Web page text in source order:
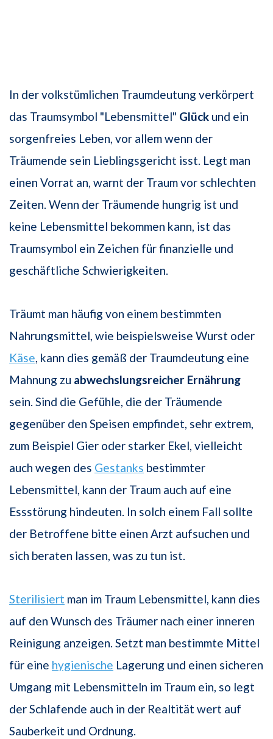
In der volkstümlichen Traumdeutung verkörpert
das Traumsymbol "Lebensmittel" Glück und ein
sorgenfreies Leben, vor allem wenn der
Träumende sein Lieblingsgericht isst. Legt man
einen Vorrat an, warnt der Traum vor schlechten
Zeiten. Wenn der Träumende hungrig ist und
keine Lebensmittel bekommen kann, ist das
Traumsymbol ein Zeichen für finanzielle und
geschäftliche Schwierigkeiten.
Träumt man häufig von einem bestimmten
Nahrungsmittel, wie beispielsweise Wurst oder
Käse, kann dies gemäß der Traumdeutung eine
Mahnung zu abwechslungsreicher Ernährung
sein. Sind die Gefühle, die der Träumende
gegenüber den Speisen empfindet, sehr extrem,
zum Beispiel Gier oder starker Ekel, vielleicht
auch wegen des Gestanks bestimmter
Lebensmittel, kann der Traum auch auf eine
Essstörung hindeuten. In solch einem Fall sollte
der Betroffene bitte einen Arzt aufsuchen und
sich beraten lassen, was zu tun ist.
Sterilisiert man im Traum Lebensmittel, kann dies
auf den Wunsch des Träumer nach einer inneren
Reinigung anzeigen. Setzt man bestimmte Mittel
für eine hygienische Lagerung und einen sicheren
Umgang mit Lebensmitteln im Traum ein, so legt
der Schlafende auch in der Realtität wert auf
Sauberkeit und Ordnung.